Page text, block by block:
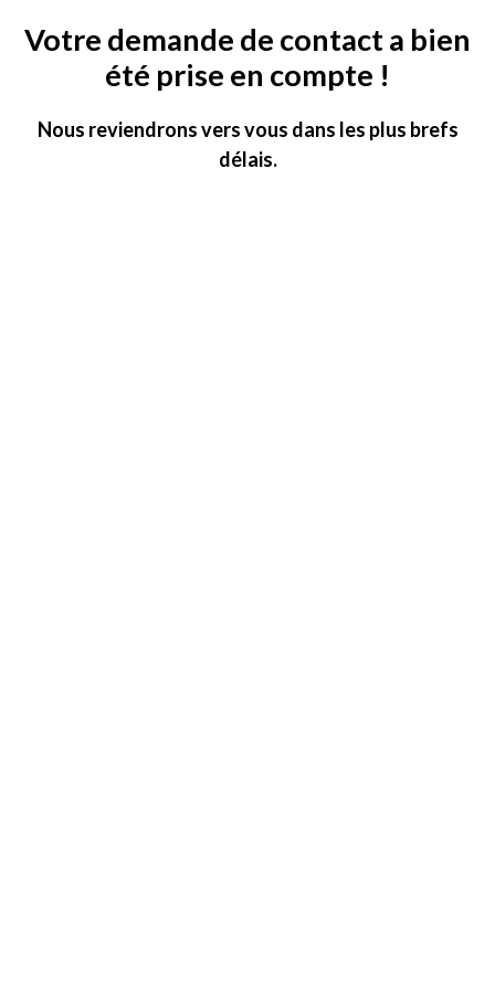
Votre demande de contact a bien
été prise en compte !
Nous reviendrons vers vous dans les plus brefs
délais.